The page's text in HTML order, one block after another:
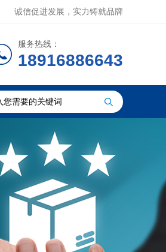
诚信促进发展，实力铸就品牌
服务热线：
18916886643